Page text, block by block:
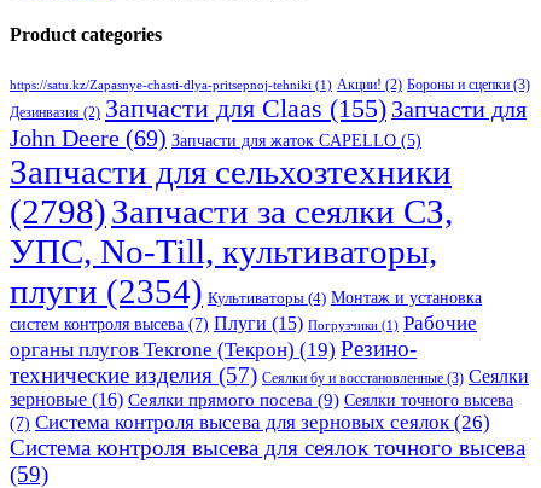
Product categories
https://satu.kz/Zapasnye-chasti-dlya-pritsepnoj-tehniki (1) Акции! (2) Бороны и сцепки (3)
Дезинвазия (2) Запчасти для Claas (155) Запчасти для
John Deere (69) Запчасти для жаток CAPELLO (5)
Запчасти для сельхозтехники
(2798)Запчасти за сеялки СЗ,
УПС, No-Till, культиваторы,
плуги (2354) Культиваторы (4) Монтаж и установка
систем контроля высева (7) Плуги (15) Погрузчики (1) Рабочие
органы плугов Текrоne (Текрон) (19) Резино-
технические изделия (57) Сеялки бу и восстановленные (3) Сеялки
зерновые (16) Сеялки прямого посева (9) Сеялки точного высева
(7) Система контроля высева для зерновых сеялок (26)
Система контроля высева для сеялок точного высева
(59)